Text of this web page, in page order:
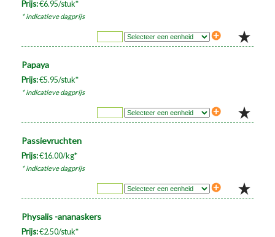
Prijs:€6.95/stuk*
* indicatieve dagprijs
Papaya
Prijs:€5.95/stuk*
* indicatieve dagprijs
Passievruchten
Prijs:€16.00/kg*
* indicatieve dagprijs
Physalis -ananaskers
Prijs:€2.50/stuk*